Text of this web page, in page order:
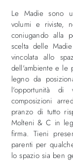
Le Madie sono
volumi e riviste,
coniugando alla
scelta delle
vincolata allo
dell'ambiente e le
legno da
l'opportunità
composizioni
pranzo di tutto
Molteni & C in
firma. Tieni
parenti per
lo spazio sia ben